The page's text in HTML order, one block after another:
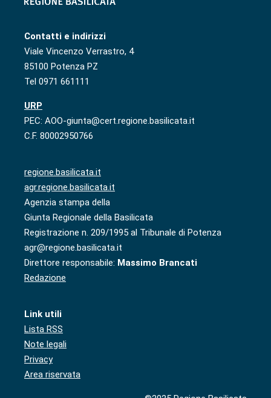
Contatti e indirizzi
Viale Vincenzo Verrastro, 4
85100 Potenza PZ
Tel 0971 661111
URP
PEC: AOO-giunta@cert.regione.basilicata.it
C.F. 80002950766
regione.basilicata.it
agr.regione.basilicata.it
Agenzia stampa della
Giunta Regionale della Basilicata
Registrazione n. 209/1995 al Tribunale di Potenza
agr@regione.basilicata.it
Direttore responsabile: Massimo Brancati
Redazione
Link utili
Lista RSS
Note legali
Privacy
Area riservata